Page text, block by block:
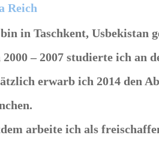
Reich
in Taschkent, Usbekistan
2000 – 2007 studierte ich an
erwarb ich 2014 den
arbeite ich als